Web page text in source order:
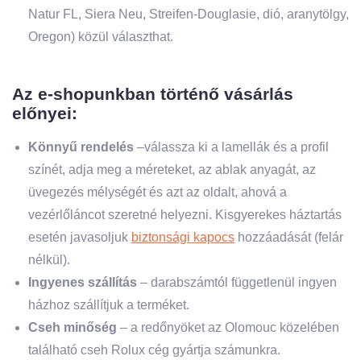
Natur FL, Siera Neu, Streifen-Douglasie, dió, aranytölgy,
Oregon) közül választhat.
Az e-shopunkban történő vásárlás
előnyei:
Könnyű rendelés –válassza ki a lamellák és a profil
színét, adja meg a méreteket, az ablak anyagát, az
üvegezés mélységét és azt az oldalt, ahová a
vezérlőláncot szeretné helyezni. Kisgyerekes háztartás
esetén javasoljuk biztonsági kapocs hozzáadását (felár
nélkül).
Ingyenes szállítás – darabszámtól függetlenül ingyen
házhoz szállítjuk a terméket.
Cseh minőség – a redőnyöket az Olomouc közelében
található cseh Rolux cég gyártja számunkra.